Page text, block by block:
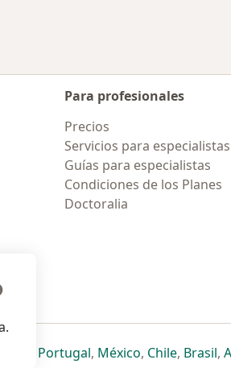
Para profesionales
Precios
Servicios para especialistas
Guías para especialistas
Condiciones de los Planes
Doctoralia
pestaña
abre en una nueva pestaña
se abre en una nueva pestaña
Portugalse abre en una nueva
, Méxicose abre en
, Chilese abre
, Brasil,